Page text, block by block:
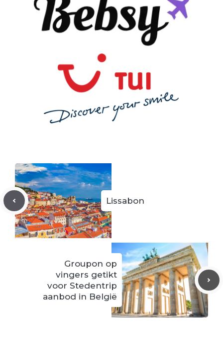
Lissabon
Groupon op
vingers getikt
voor Stedentrip
aanbod in België